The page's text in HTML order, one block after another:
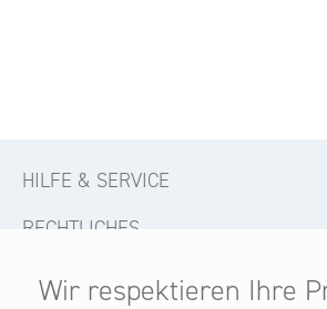
HILFE & SERVICE
RECHTLICHES
KONTAKT
Wir respektieren Ihre